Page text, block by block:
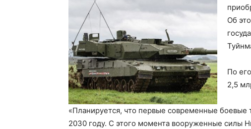
Об
По
2,5
«Планируется, что первые современные боевые
2030 году. С этого момента вооруженные силы